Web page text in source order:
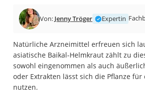
Von: Jenny Tröger Expertin
Natürliche Arzneimittel erfreuen sich
asiatische Baikal-Helmkraut zählt zu
sowohl eingenommen als auch
oder Extrakten lässt sich die Pflanze
nutzen.